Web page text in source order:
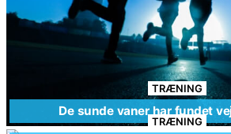
TRÆNING
De sunde vaner har fundet
TRÆNING